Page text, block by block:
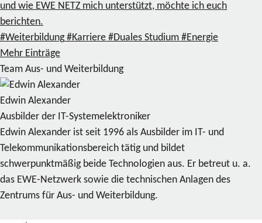
und wie EWE NETZ mich unterstützt, möchte ich euch
berichten.
#Weiterbildung #Karriere #Duales Studium #Energie
Mehr Einträge
Team Aus- und Weiterbildung
Edwin Alexander
Ausbilder der IT-Systemelektroniker
Edwin Alexander ist seit 1996 als Ausbilder im IT- und
Telekommunikationsbereich tätig und bildet
schwerpunktmäßig beide Technologien aus. Er betreut u. a.
das EWE-Netzwerk sowie die technischen Anlagen des
Zentrums für Aus- und Weiterbildung.